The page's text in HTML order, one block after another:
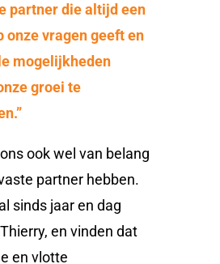
partner die altijd een
onze vragen geeft en
mogelijkheden
groei te
ook wel van belang
partner hebben.
sinds jaar en dag
en vinden dat
en vlotte